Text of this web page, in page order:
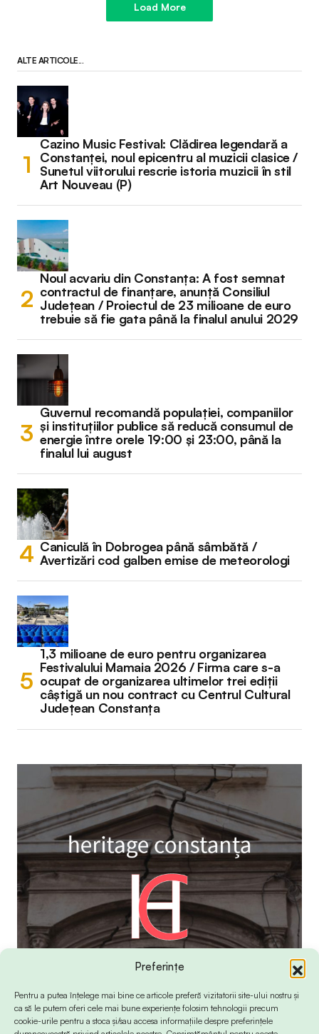
Preferințe
Pentru a putea înțelege mai bine ce articole preferă vizitatorii site-ului nostru și
ca să le putem oferi cele mai bune experiențe folosim tehnologii precum
cookie-urile pentru a stoca și/sau accesa informațiile despre preferințele
Load More
ALTE ARTICOLE...
Cazino Music Festival: Clădirea legendară a
Constanței, noul epicentru al muzicii clasice /
Sunetul viitorului rescrie istoria muzicii în stil
Art Nouveau (P)
Noul acvariu din Constanța: A fost semnat
contractul de finanțare, anunță Consiliul
Județean / Proiectul de 23 milioane de euro
trebuie să fie gata până la finalul anului 2029
Guvernul recomandă populației, companiilor
și instituțiilor publice să reducă consumul de
energie între orele 19:00 și 23:00, până la
finalul lui august
Caniculă în Dobrogea până sâmbătă /
Avertizări cod galben emise de meteorologi
1,3 milioane de euro pentru organizarea
Festivalului Mamaia 2026 / Firma care s-a
ocupat de organizarea ultimelor trei ediții
câștigă un nou contract cu Centrul Cultural
Județean Constanța